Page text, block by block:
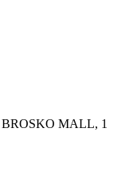
BROSKO MALL, 1